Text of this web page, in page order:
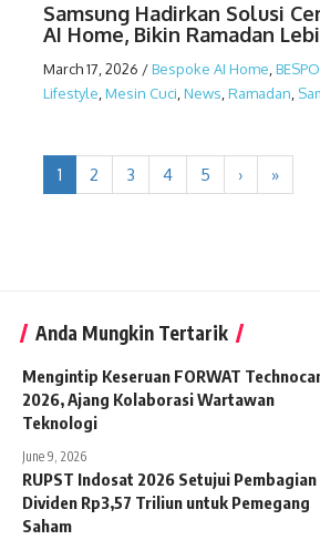
Samsung Hadirkan Solusi
AI Home, Bikin Ramadan
March 17, 2026 /Bespoke AI Home,
Lifestyle,Mesin Cuci,News,Ramadan,
1 2 3 4 5 › »
Anda Mungkin Tertarik
Mengintip Keseruan FORWAT
2026, Ajang Kolaborasi Wartawan
Teknologi
June 9, 2026
RUPST Indosat 2026 Setujui Pembagian
Dividen Rp3,57 Triliun untuk Pemegang
Saham